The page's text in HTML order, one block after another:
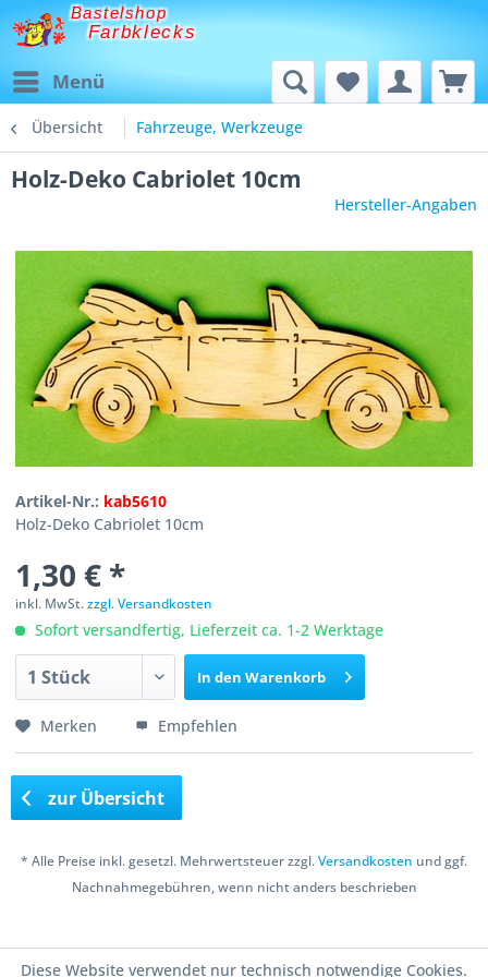
Bastelshop
Farbklecks
Menü
Übersicht Fahrzeuge, Werkzeuge
Holz-Deko Cabriolet 10cm
Hersteller-Angaben
Artikel-Nr.: kab5610
Holz-Deko Cabriolet 10cm
1,30 € *
inkl. MwSt.zzgl. Versandkosten
Sofort versandfertig, Lieferzeit ca. 1-2 Werktage
In den Warenkorb
Merken Empfehlen
zur Übersicht
* Alle Preise inkl. gesetzl. Mehrwertsteuer zzgl.Versandkosten und ggf.
Nachnahmegebühren, wenn nicht anders beschrieben
Diese Website verwendet nur technisch notwendige Cookies.